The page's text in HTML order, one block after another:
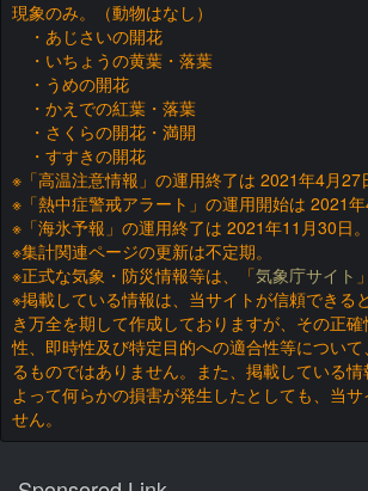
現象のみ。（動物はなし）
・あじさいの開花
・いちょうの黄葉・落葉
・うめの開花
・かえでの紅葉・落葉
・さくらの開花・満開
・すすきの開花
※「高温注意情報」の運用終了は 2021年4月27
※「熱中症警戒アラート」の運用開始は 2021年
※「海氷予報」の運用終了は 2021年11月30日。
※集計関連ページの更新は不定期。
※正式な気象・防災情報等は、「気象庁サイト
※掲載している情報は、当サイトが信頼できる
き万全を期して作成しておりますが、その正
性、即時性及び特定目的への適合性等につい
るものではありません。また、掲載している
よって何らかの損害が発生したとしても、当
せん。